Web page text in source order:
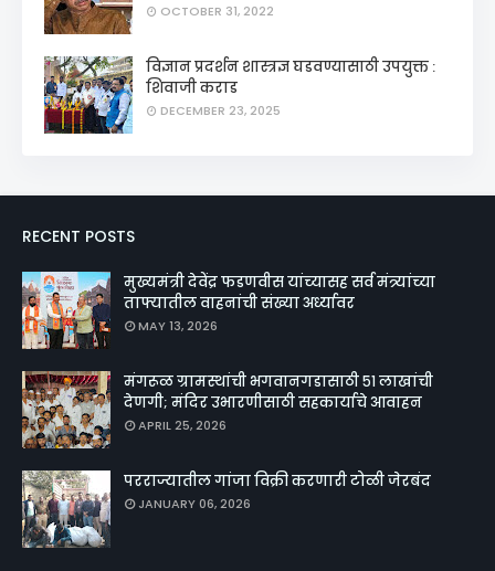
OCTOBER 31, 2022
विज्ञान प्रदर्शन शास्त्रज्ञ घडवण्यासाठी उपयुक्त :
शिवाजी कराड
DECEMBER 23, 2025
RECENT POSTS
मुख्यमंत्री देवेंद्र फडणवीस यांच्यासह सर्व मंत्र्यांच्या
ताफ्यातील वाहनांची संख्या अर्ध्यावर
MAY 13, 2026
मंगरूळ ग्रामस्थांची भगवानगडासाठी ५१ लाखांची
देणगी; मंदिर उभारणीसाठी सहकार्याचे आवाहन
APRIL 25, 2026
परराज्यातील गांजा विक्री करणारी टोळी जेरबंद
JANUARY 06, 2026